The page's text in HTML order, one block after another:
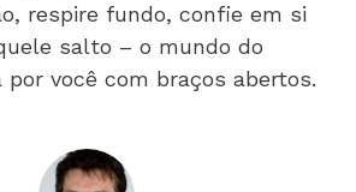
respire fundo, confie em si
salto – o mundo do
por você com braços abertos.